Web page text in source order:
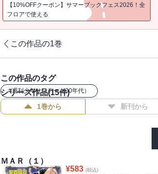
【10%OFFクーポン】サマーブックフェス2026！全
フロアで使える
この作品の1巻
この作品のタグ
#週刊少年サンデー（00年代）
シリーズ作品(15件)
1巻から 新刊から
ＭＡＲ（１）
¥583 (税込)